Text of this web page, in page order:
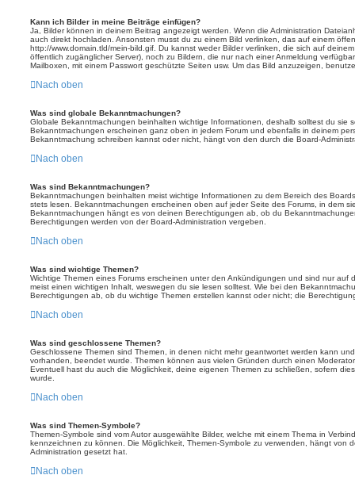
Kann ich Bilder in meine Beiträge einfügen?
Ja, Bilder können in deinem Beitrag angezeigt werden. Wenn die Administration
auch direkt hochladen. Ansonsten musst du zu einem Bild verlinken, das auf einem
http://www.domain.tld/mein-bild.gif. Du kannst weder Bilder verlinken, die sich auf
öffentlich zugänglicher Server), noch zu Bildern, die nur nach einer Anmeldung
Mailboxen, mit einem Passwort geschützte Seiten usw. Um das Bild anzuzeigen,
Nach oben
Was sind globale Bekanntmachungen?
Globale Bekanntmachungen beinhalten wichtige Informationen, deshalb solltest du sie
Bekanntmachungen erscheinen ganz oben in jedem Forum und ebenfalls in deinem
Bekanntmachung schreiben kannst oder nicht, hängt von den durch die Board-
Nach oben
Was sind Bekanntmachungen?
Bekanntmachungen beinhalten meist wichtige Informationen zu dem Bereich des
stets lesen. Bekanntmachungen erscheinen oben auf jeder Seite des Forums, in dem
Bekanntmachungen hängt es von deinen Berechtigungen ab, ob du
Berechtigungen werden von der Board-Administration vergeben.
Nach oben
Was sind wichtige Themen?
Wichtige Themen eines Forums erscheinen unter den Ankündigungen und sind nur auf
meist einen wichtigen Inhalt, weswegen du sie lesen solltest. Wie bei den
Berechtigungen ab, ob du wichtige Themen erstellen kannst oder nicht; die
Nach oben
Was sind geschlossene Themen?
Geschlossene Themen sind Themen, in denen nicht mehr geantwortet werden kann
vorhanden, beendet wurde. Themen können aus vielen Gründen durch einen
Eventuell hast du auch die Möglichkeit, deine eigenen Themen zu schließen, sofern
wurde.
Nach oben
Was sind Themen-Symbole?
Themen-Symbole sind vom Autor ausgewählte Bilder, welche mit einem Thema in
kennzeichnen zu können. Die Möglichkeit, Themen-Symbole zu verwenden, hängt von
Administration gesetzt hat.
Nach oben